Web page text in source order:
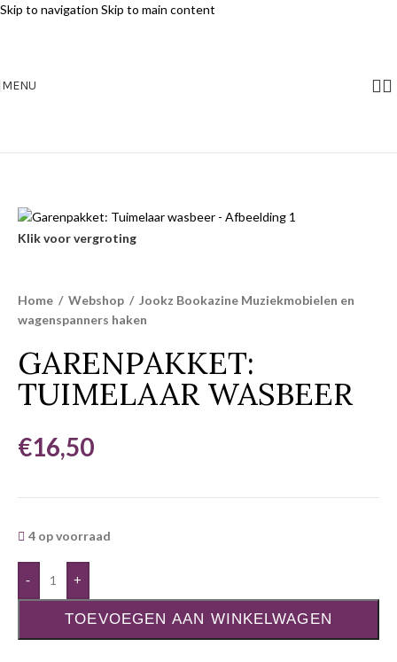
Skip to navigation Skip to main content
MENU
Klik voor vergroting
Home / Webshop / Jookz Bookazine Muziekmobielen en
wagenspanners haken
GARENPAKKET:
TUIMELAAR WASBEER
€16,50
4 op voorraad
- +
TOEVOEGEN AAN WINKELWAGEN